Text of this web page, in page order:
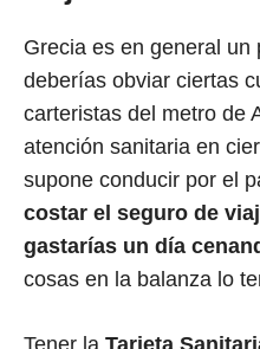
Grecia es en general
deberías obviar ciertas
carteristas del metro de
atención sanitaria en
supone conducir por el
costar el seguro de
gastarías un día
cosas en la balanza lo